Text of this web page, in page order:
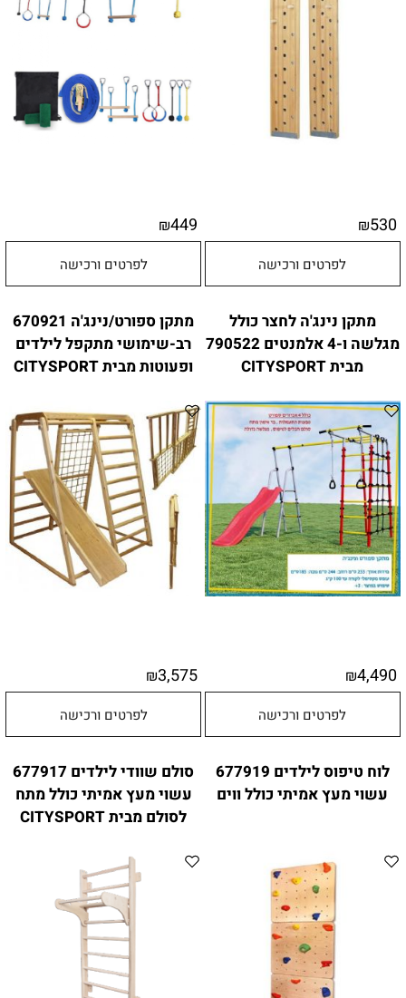
₪530
לפרטים ורכישה
₪449
לפרטים ורכישה
מתקן נינג'ה לחצר כולל
מגלשה ו-4 אלמנטים 790522
מבית CITYSPORT
₪4,490
לפרטים ורכישה
מתקן ספורט/נינג'ה 670921
רב-שימושי מתקפל לילדים
ופעוטות מבית CITYSPORT
₪3,575
לפרטים ורכישה
לוח טיפוס לילדים 677919
עשוי מעץ אמיתי כולל ווים
סולם שוודי לילדים 677917
עשוי מעץ אמיתי כולל מתח
לסולם מבית CITYSPORT